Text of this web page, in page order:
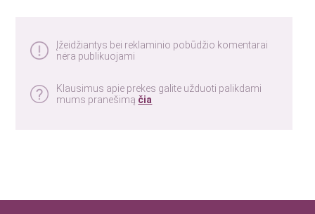
Įžeidžiantys bei reklaminio pobūdžio komentarai
nėra publikuojami
Klausimus apie prekes galite užduoti palikdami
mums pranešimą čia